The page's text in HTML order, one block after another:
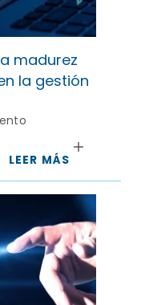
madurez
la gestión
LEER MÁS